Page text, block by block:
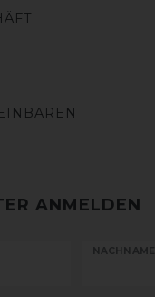
ANMELDEN
NACHNAME